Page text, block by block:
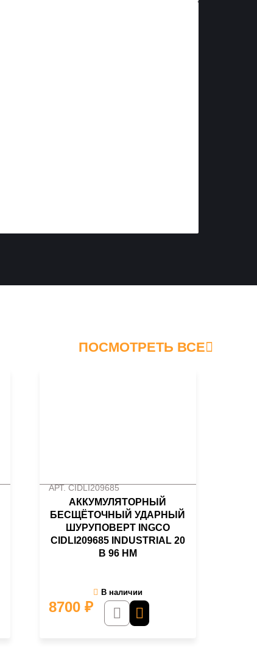
ПОСМОТРЕТЬ ВСЕ
АРТ. CIDLI209685
АККУМУЛЯТОРНЫЙ
БЕСЩЁТОЧНЫЙ УДАРНЫЙ
ШУРУПОВЕРТ INGCO
CIDLI209685 INDUSTRIAL 20
В 96 НМ
В наличии
8700 ₽